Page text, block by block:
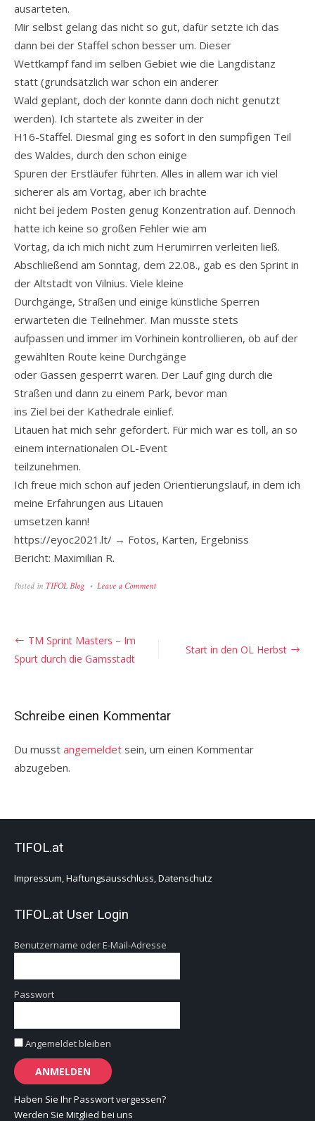
ausarteten.
Mir selbst gelang das nicht so gut, dafür setzte ich das
dann bei der Staffel schon besser um. Dieser
Wettkampf fand im selben Gebiet wie die Langdistanz
statt (grundsätzlich war schon ein anderer
Wald geplant, doch der konnte dann doch nicht genutzt
werden). Ich startete als zweiter in der
H16-Staffel. Diesmal ging es sofort in den sumpfigen Teil
des Waldes, durch den schon einige
Spuren der Erstläufer führten. Alles in allem war ich viel
sicherer als am Vortag, aber ich brachte
nicht bei jedem Posten genug Konzentration auf. Dennoch
hatte ich keine so großen Fehler wie am
Vortag, da ich mich nicht zum Herumirren verleiten ließ.
Abschließend am Sonntag, dem 22.08., gab es den Sprint in
der Altstadt von Vilnius. Viele kleine
Durchgänge, Straßen und einige künstliche Sperren
erwarteten die Teilnehmer. Man musste stets
aufpassen und immer im Vorhinein kontrollieren, ob auf der
gewählten Route keine Durchgänge
oder Gassen gesperrt waren. Der Lauf ging durch die
Straßen und dann zu einem Park, bevor man
ins Ziel bei der Kathedrale einlief.
Litauen hat mich sehr gefordert. Für mich war es toll, an so
einem internationalen OL-Event
teilzunehmen.
Ich freue mich schon auf jeden Orientierungslauf, in dem ich
meine Erfahrungen aus Litauen
umsetzen kann!
https://eyoc2021.lt/ → Fotos, Karten, Ergebniss
Bericht: Maximilian R.
Posted in TIFOL Blog Leave a Commenton
Beitragsnavigation Start in den OL Herbst
TM Sprint Masters – Im
Spurt durch die Gamsstadt
Schreibe einen Kommentar
Du musst angemeldet sein, um einen Kommentar
abzugeben.
TIFOL.at
Impressum, Haftungsausschluss, Datenschutz
TIFOL.at User Login
Benutzername oder E-Mail-Adresse
Passwort
Angemeldet bleiben
Haben Sie Ihr Passwort vergessen?
Werden Sie Mitglied bei uns